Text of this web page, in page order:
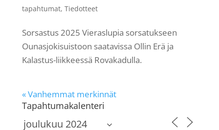
tapahtumat, Tiedotteet
Sorsastus 2025 Vieraslupia sorsatukseen
Ounasjokisuistoon saatavissa Ollin Erä ja
Kalastus-liikkeessä Rovakadulla.
« Vanhemmat merkinnät
Tapahtumakalenteri